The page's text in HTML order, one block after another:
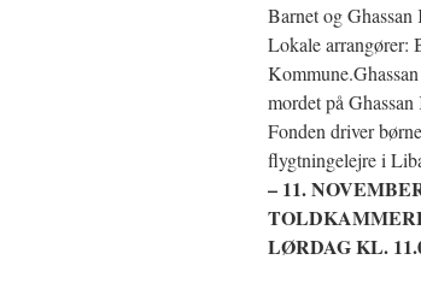
Barnet og
Lokale arrangører:
mordet på
Fonden driver
flygtningelejre i
– 11.
LØRDAG KL.